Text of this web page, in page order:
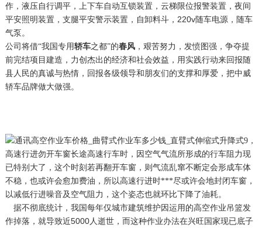
作，液压自行调平，上下车自动互锁装置，云梯限位报警装置，夜间
平安照明装置，支腿平安警示装置，自卸料斗，220v随车电源，随车
气泵。
公司将借“我国专用轿车之都”的春风，艰苦努力，发愤图强，争夺提
前完结项目建造，力创杰出的经济和社会效益，用实践行动来回报随
县人民的真诚与热情，回报各级领导和朋友们的支撑和厚爱，把中威
轿车品牌做大做强。
据不彻底统计，我国每年仅城市建筑维护因运用的高空作业吊篮发
作掉落，就导致近5000人逝世，而这种作业办法在兴旺国家现已底子